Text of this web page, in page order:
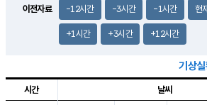
이전자료 -12시간 -3시간 -1시간 현
+1시간 +3시간 +12시간
기상
시간 날씨